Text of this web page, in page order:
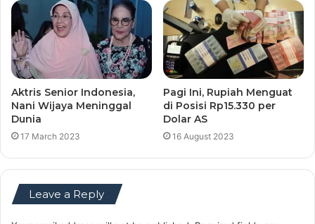
Aktris Senior Indonesia,
Nani Wijaya Meninggal
Dunia
17 March 2023
Pagi Ini, Rupiah Menguat
di Posisi Rp15.330 per
Dolar AS
16 August 2023
Leave a Reply